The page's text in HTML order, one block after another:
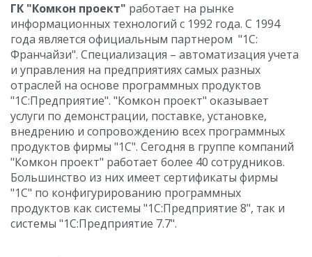
ГК "Комкон проект" работает на рынке
информационных технологий с 1992 года. С 1994
года является официальным партнером "1С:
Франчайзи". Специализация – автоматизация учета
и управления на предприятиях самых разных
отраслей на основе программных продуктов
"1С:Предприятие". "Комкон проект" оказывает
услуги по демонстрации, поставке, установке,
внедрению и сопровождению всех программных
продуктов фирмы "1С". Сегодня в группе компаний
"Комкон проект" работает более 40 сотрудников.
Большинство из них имеет сертификаты фирмы
"1С" по конфигурированию программных
продуктов как системы "1С:Предприятие 8", так и
системы "1С:Предприятие 7.7".